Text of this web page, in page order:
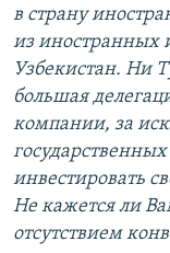
в страну
из иностранных
Узбекистан. Ни
большая
компании, за
инвестировать
Не кажется ли
отсутствием